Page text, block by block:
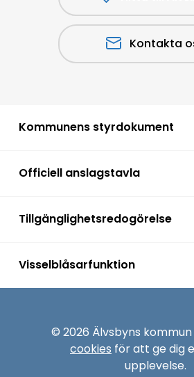
Kontakta
Kommunens styrdokument
Officiell anslagstavla
Tillgänglighetsredogörelse
Visselblåsarfunktion
© 2026 Älvsbyns
cookies för att ge dig
upplevelse.